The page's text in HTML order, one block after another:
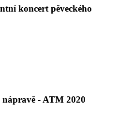
koncert pěveckého
nápravě - ATM 2020